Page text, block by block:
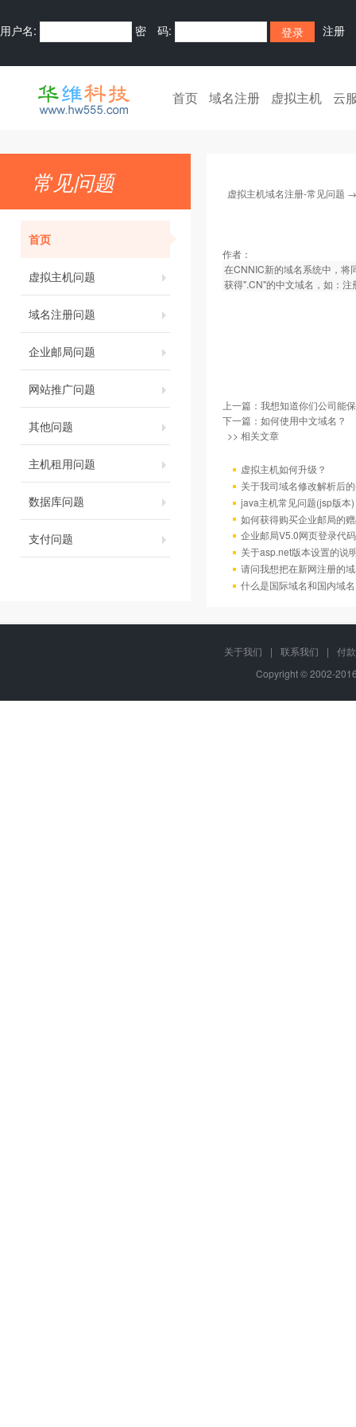
用户名: 密 码: 注册
首页 域名注册 虚拟主机 云
常见问题
首页
虚拟主机问题
域名注册问题
企业邮局问题
网站推广问题
其他问题
主机租用问题
数据库问题
支付问题
虚拟主机域名注册-常见问题
作者：
在CNNIC新的域名系统中，将
获得".CN"的中文域名，如：
上一篇： 我想知道你们公司能
下一篇： 如何使用中文域名？
>> 相关文章
虚拟主机如何升级？
关于我司域名修改解析后
java主机常见问题(jsp版本)
如何获得购买企业邮局的
企业邮局V5.0网页登录代码
关于asp.net版本设置的说
请问我想把在新网注册的
什么是国际域名和国内域
关于我们 | 联系我们 |
付
Copyright © 2002-